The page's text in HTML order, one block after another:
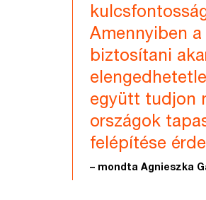
Amennyiben
biztosítani
együtt tudjon
országok
felépítése
– mondta Agnieszka